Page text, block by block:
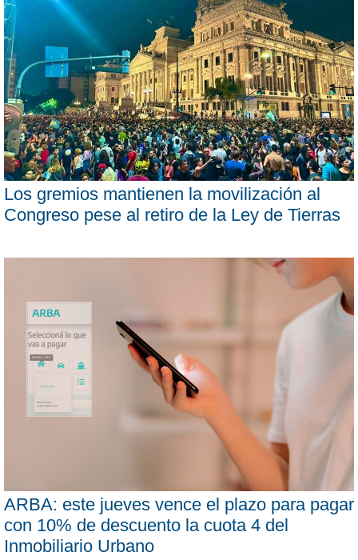
Los gremios mantienen la movilización al
Congreso pese al retiro de la Ley de Tierras
ARBA: este jueves vence el plazo para pagar
con 10% de descuento la cuota 4 del
Inmobiliario Urbano